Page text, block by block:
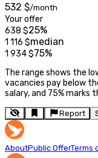
532 $/month
Your offer
638 $25%
1 116 $median
1 934$75%
The range shows the
vacancies pay below
salary, and 75% marks
Report
AboutPublic OfferTerms